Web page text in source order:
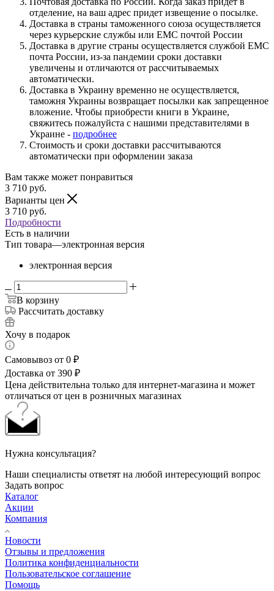
отделение, на ваш адрес придет извещение о посылке.
Доставка в страны таможенного союза осуществляется
через курьерские службы или ЕМС почтой России
Доставка в другие страны осуществляется службой ЕМС
почта России, из-за пандемии сроки доставки
увеличены и отличаются от рассчитываемых
автоматически.
Доставка в Украину временно не осуществляется,
таможня Украины возвращает посылки как запрещенное
вложение. Чтобы приобрести книги в Украине,
свяжитесь пожалуйста с нашими представителями в
Украине - подробнее
Стоимость и сроки доставки рассчитываются
автоматически при оформлении заказа
Вам также может понравиться
3 710 руб.
Варианты цен
3 710 руб.
Подробности
Есть в наличии
Тип товара—электронная версия
электронная версия
В корзину
Рассчитать доставку
Хочу в подарок
Самовывоз от 0 ₽
Доставка от 390 ₽
Цена действительна только для интернет-магазина и может
отличаться от цен в розничных магазинах
Нужна консультация?
Наши специалисты ответят на любой интересующий вопрос
Задать вопрос
Каталог
Акции
Компания
Новости
Отзывы и предложения
Политика конфиденциальности
Пользовательское соглашение
Помощь